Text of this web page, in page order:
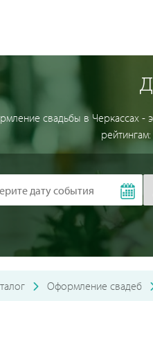
свадьбы в Черкассах
Оформление свадеб